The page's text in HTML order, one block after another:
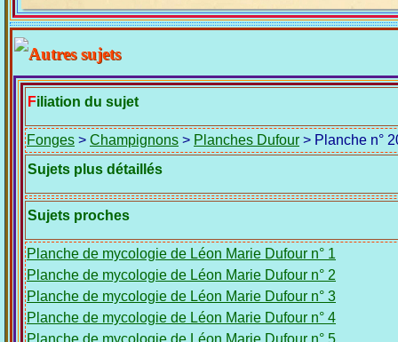
Filiation du sujet
Fonges > Champignons > Planches Dufour > Planche n°
Sujets plus détaillés
Sujets proches
Planche de mycologie de Léon Marie Dufour n° 1
Planche de mycologie de Léon Marie Dufour n° 2
Planche de mycologie de Léon Marie Dufour n° 3
Planche de mycologie de Léon Marie Dufour n° 4
Planche de mycologie de Léon Marie Dufour n° 5